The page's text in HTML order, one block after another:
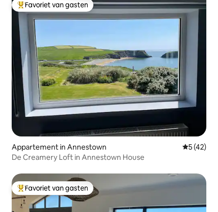
Topfavoriet van gasten
Favoriet van gasten
Appartement in Annestown
5 (42)
De Creamery Loft in Annestown House
Topfavoriet van gasten
Favoriet van gasten